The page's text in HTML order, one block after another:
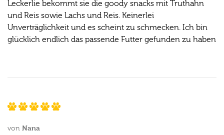
Leckerlie bekommt sie die goody snacks mit Truthahn
und Reis sowie Lachs und Reis. Keinerlei
Unverträglichkeit und es scheint zu schmecken. Ich bin
glücklich endlich das passende Futter gefunden zu haben
von Nana